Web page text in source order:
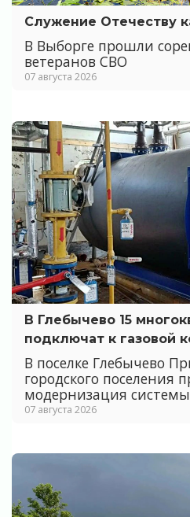
Служение Отечеству
В Выборге прошли
ветеранов СВО
07 августа 2026
В Глебычево 15
подключат к газовой
В поселке Глебычево
городского поселения
модернизация
07 августа 2026